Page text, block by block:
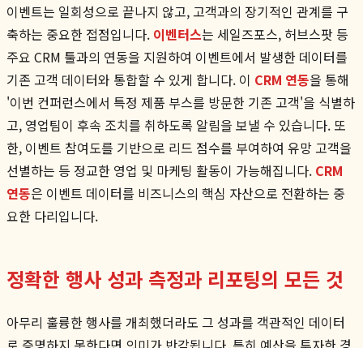
이벤트는 일회성으로 끝나지 않고, 고객과의 장기적인 관계를 구
축하는 중요한 접점입니다. 이벤터스는 세일즈포스, 허브스팟 등
주요 CRM 툴과의 연동을 지원하여 이벤트에서 발생한 데이터를
기존 고객 데이터와 통합할 수 있게 합니다. 이 CRM 연동을 통해
'이번 컨퍼런스에서 특정 제품 부스를 방문한 기존 고객'을 식별하
고, 영업팀이 후속 조치를 취하도록 알림을 보낼 수 있습니다. 또
한, 이벤트 참여도를 기반으로 리드 점수를 부여하여 유망 고객을
선별하는 등 정교한 영업 및 마케팅 활동이 가능해집니다. CRM
연동은 이벤트 데이터를 비즈니스의 핵심 자산으로 전환하는 중
요한 다리입니다.
정확한 행사 성과 측정과 리포팅의 모든 것
아무리 훌륭한 행사를 개최했더라도 그 성과를 객관적인 데이터